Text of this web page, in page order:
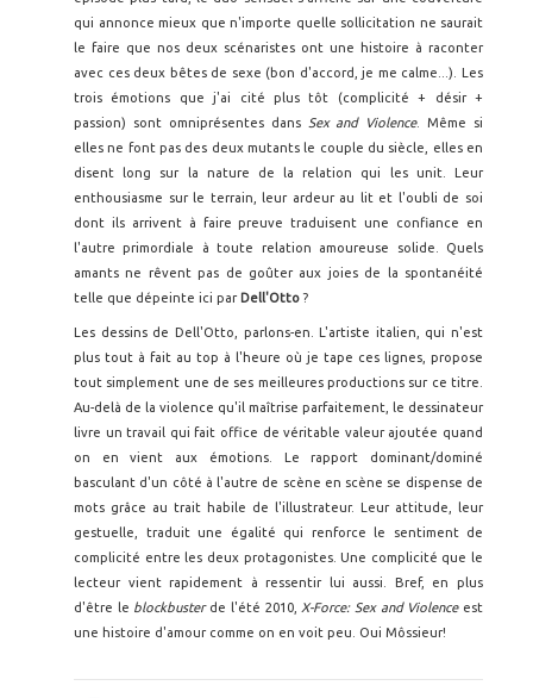
qui annonce mieux que n'importe quelle sollicitation ne saurait
le faire que nos deux scénaristes ont une histoire à raconter
avec ces deux bêtes de sexe (bon d'accord, je me calme...). Les
trois émotions que j'ai cité plus tôt (complicité + désir +
passion) sont omniprésentes dans
Sex and Violence. Même si
elles ne font pas des deux mutants le couple du siècle, elles en
disent long sur la nature de la relation qui les unit. Leur
enthousiasme sur le terrain, leur ardeur au lit et l'oubli de soi
dont ils arrivent à faire preuve traduisent une confiance en
l'autre primordiale à toute relation amoureuse solide. Quels
amants ne rêvent pas de goûter aux joies de la spontanéité
telle que dépeinte ici par Dell'Otto ?
Les dessins de Dell'Otto, parlons-en. L'artiste italien, qui n'est
plus tout à fait au top à l'heure où je tape ces lignes, propose
tout simplement une de ses meilleures productions sur ce titre.
Au-delà de la violence qu'il maîtrise parfaitement, le dessinateur
livre un travail qui fait office de véritable valeur ajoutée quand
on en vient aux émotions. Le rapport dominant/dominé
basculant d'un côté à l'autre de scène en scène se dispense de
mots grâce au trait habile de l'illustrateur. Leur attitude, leur
gestuelle, traduit une égalité qui renforce le sentiment de
complicité entre les deux protagonistes. Une complicité que le
lecteur vient rapidement à ressentir lui aussi. Bref, en plus
d'être le blockbusterde l'été 2010, X-Force: Sex and Violenceest
une histoire d'amour comme on en voit peu. Oui Môssieur!